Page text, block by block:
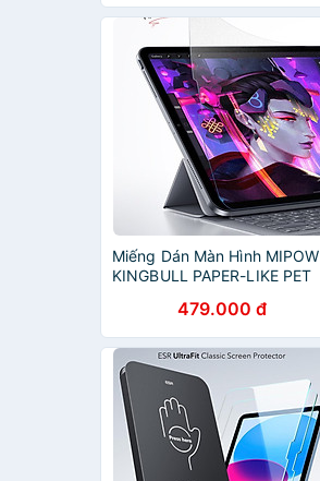
Miếng Dán Màn Hình MIPOW
KINGBULL PAPER-LIKE PET
Hàng Chính Hãng
479.000 đ